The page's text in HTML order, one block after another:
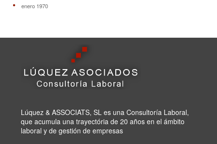
enero 1970
Lúquez & ASSOCIATS, SL es una Consultoría Laboral,
que acumula una trayectória de 20 años en el ámbito
laboral y de gestión de empresas